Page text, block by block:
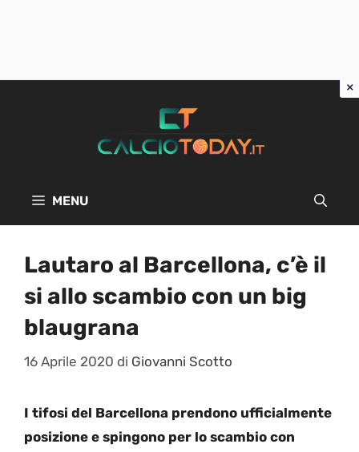
MENU
Lautaro al Barcellona, c’è il
si allo scambio con un big
blaugrana
16 Aprile 2020 di Giovanni Scotto
I tifosi del Barcellona prendono ufficialmente
posizione e spingono per lo scambio con